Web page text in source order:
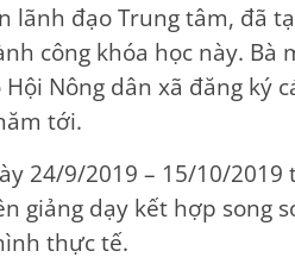
lãnh đạo Trung tâm, đã
công khóa học này. Bà
Nông dân xã đăng ký
tới.
24/9/2019 – 15/10/2019
giảng dạy kết hợp song
thực tế.